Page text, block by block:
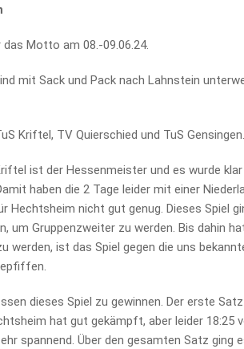
Motto am 08.-09.06.24.
mit Sack und Pack nach Lahnstein
Kriftel, TV Quierschied und TuS Gensingen.
ist der Hessenmeister und es wurde
haben die 2 Tage leider mit einer
Hechtsheim nicht gut genug. Dieses Spiel
um Gruppenzweiter zu werden. Bis dahin
werden, ist das Spiel gegen die uns
dieses Spiel zu gewinnen. Der erste
hat gut gekämpft, aber leider 18:25
spannend. Über den gesamten Satz ging